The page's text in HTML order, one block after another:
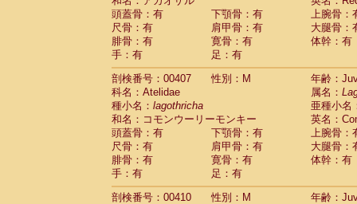
頭蓋骨：有
下顎骨：有
上腕骨：
尺骨：有
肩甲骨：有
大腿骨：
腓骨：有
寛骨：有
体幹：有
手：有
足：有
剖検番号：00407
性別：M
年齢：
科名：Atelidae
属名：
種小名： lagothricha
亜種小名
和名：コモンウーリーモンキー
英名：
頭蓋骨：有
下顎骨：有
上腕骨：
尺骨：有
肩甲骨：有
大腿骨：
腓骨：有
寛骨：有
体幹：有
手：有
足：有
剖検番号：00410
性別：M
年齢：